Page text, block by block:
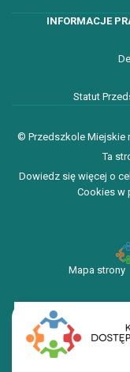
Statut
© Przedszkole Miejskie
Ta
Dowiedz się więcej o
Cookies w
Mapa strony